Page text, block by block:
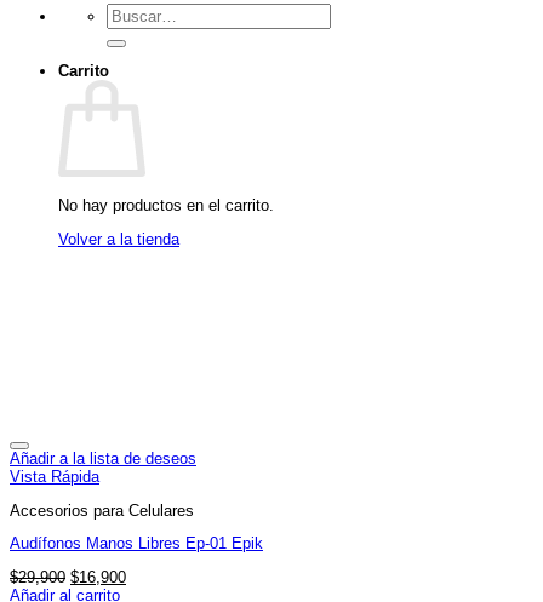
Buscar
por:
Carrito
No hay productos en el carrito.
Volver a la tienda
Añadir a la lista de deseos
Vista Rápida
Accesorios para Celulares
Audífonos Manos Libres Ep-01 Epik
$29,900 El
precio
$16,900El
Añadir al carrito